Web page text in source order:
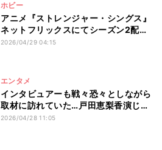
ホビー
アニメ『ストレンジャー・シングス』
ネットフリックスにてシーズン2配信
決定
2026/04/29 04:15
エンタメ
インタビュアーも戦々恐々としながら
取材に訪れていた…戸田恵梨香演じる
細木数子は「信じられないくらい怖か
2026/04/28 11:05